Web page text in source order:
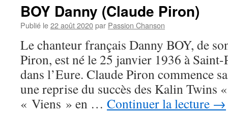
BOY Danny (Claude Piron)
Publié le22 août 2020par Passion Chanson
Le chanteur français Danny BOY, de
Piron, est né le 25 janvier 1936 à
dans l’Eure. Claude Piron commence
une reprise du succès des Kalin Twins
« Viens » en … Continuer la lecture →